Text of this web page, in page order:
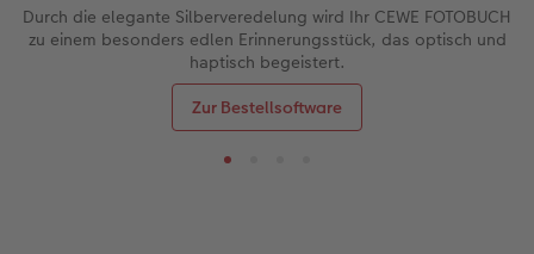
Durch die elegante Silberveredelung wird Ihr CEWE FOTOBUCH
zu einem besonders edlen Erinnerungsstück, das optisch und
haptisch begeistert.
Zur Bestellsoftware